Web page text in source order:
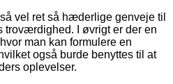
vel ret så hæderlige genveje til
troværdighed. I øvrigt er der en
man kan formulere en
også burde benyttes til at
oplevelser.